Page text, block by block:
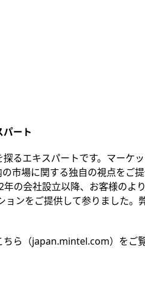
ート
るエキスパートです。マーケ
市場に関する独自の視点をご
年の会社設立以降、お客様のよ
ンをご提供して参りました。
ちら（japan.mintel.com）をご